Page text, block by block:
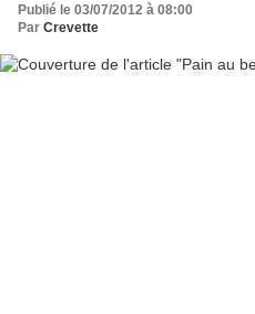
Publié le 03/07/2012 à 08:00
Par Crevette